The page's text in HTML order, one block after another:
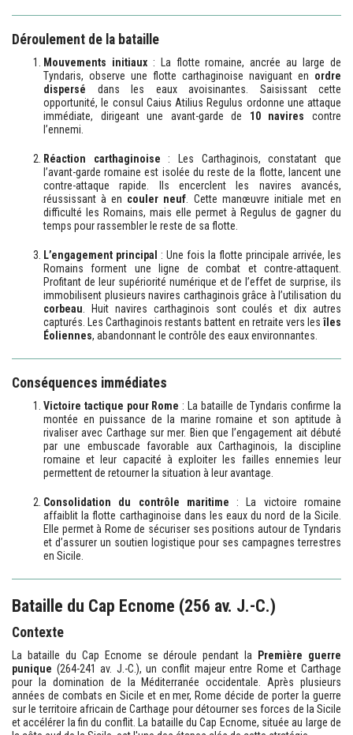
Déroulement de la bataille
Mouvements initiaux: La flotte romaine, ancrée au large de
Tyndaris, observe une flotte carthaginoise naviguant en ordre
dispersé dans les eaux avoisinantes. Saisissant cette
opportunité, le consul Caius Atilius Regulus ordonne une attaque
immédiate, dirigeant une avant-garde de 10 navires contre
l’ennemi.
Réaction carthaginoise : Les Carthaginois, constatant que
l’avant-garde romaine est isolée du reste de la flotte, lancent une
contre-attaque rapide. Ils encerclent les navires avancés,
réussissant à en couler neuf. Cette manœuvre initiale met en
difficulté les Romains, mais elle permet à Regulus de gagner du
temps pour rassembler le reste de sa flotte.
L’engagement principal
: Une fois la flotte principale arrivée, les
Romains forment une ligne de combat et contre-attaquent.
Profitant de leur supériorité numérique et de l’effet de surprise, ils
immobilisent plusieurs navires carthaginois grâce à l’utilisation du
corbeau. Huit navires carthaginois sont coulés et dix autres
capturés. Les Carthaginois restants battent en retraite vers les îles
Éoliennes, abandonnant le contrôle des eaux environnantes.
Conséquences immédiates
Victoire tactique pour Rome : La bataille de Tyndaris confirme la
montée en puissance de la marine romaine et son aptitude à
rivaliser avec Carthage sur mer. Bien que l’engagement ait débuté
par une embuscade favorable aux Carthaginois, la discipline
romaine et leur capacité à exploiter les failles ennemies leur
permettent de retourner la situation à leur avantage.
Consolidation du contrôle maritime : La victoire romaine
affaiblit la flotte carthaginoise dans les eaux du nord de la Sicile.
Elle permet à Rome de sécuriser ses positions autour de Tyndaris
et d’assurer un soutien logistique pour ses campagnes terrestres
en Sicile.
Bataille du Cap Ecnome (256 av. J.-C.)
Contexte
La bataille du Cap Ecnome se déroule pendant la
Première guerre
punique (264-241 av. J.-C.), un conflit majeur entre Rome et Carthage
pour la domination de la Méditerranée occidentale. Après plusieurs
années de combats en Sicile et en mer, Rome décide de porter la guerre
sur le territoire africain de Carthage pour détourner ses forces de la Sicile
et accélérer la fin du conflit. La bataille du Cap Ecnome, située au large de